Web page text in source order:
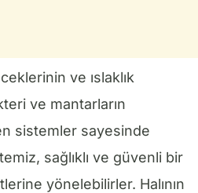
ve ıslaklık
ve mantarların
sistemler sayesinde
sağlıklı ve güvenli bir
yönelebilirler. Halının